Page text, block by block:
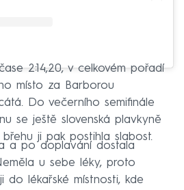
2:14,20, v celkovém pořadí
místo za Barborou
Do večerního semifinále
se ještě slovenská plavkyně
ji pak postihla slabost.
a po doplavání dostala
u sebe léky, proto
do lékařské místnosti, kde